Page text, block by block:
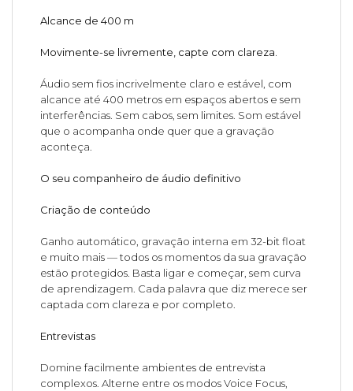
Alcance de 400 m
Movimente-se livremente, capte com clareza.
Áudio sem fios incrivelmente claro e estável, com
alcance até 400 metros em espaços abertos e sem
interferências. Sem cabos, sem limites. Som estável
que o acompanha onde quer que a gravação
aconteça.
O seu companheiro de áudio definitivo
Criação de conteúdo
Ganho automático, gravação interna em 32-bit float
e muito mais — todos os momentos da sua gravação
estão protegidos. Basta ligar e começar, sem curva
de aprendizagem. Cada palavra que diz merece ser
captada com clareza e por completo.
Entrevistas
Domine facilmente ambientes de entrevista
complexos. Alterne entre os modos Voice Focus,